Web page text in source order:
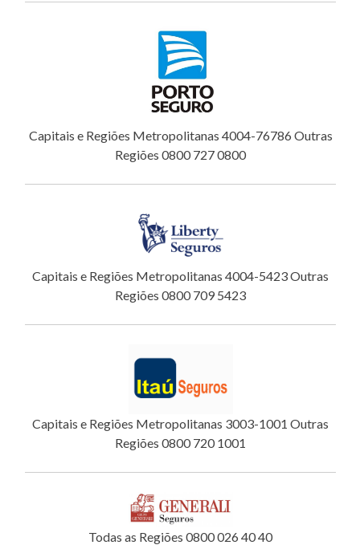
Capitais e Regiões Metropolitanas 4004-76786 Outras
Regiões 0800 727 0800
Capitais e Regiões Metropolitanas 4004-5423 Outras
Regiões 0800 709 5423
Capitais e Regiões Metropolitanas 3003-1001 Outras
Regiões 0800 720 1001
Todas as Regiões 0800 026 40 40